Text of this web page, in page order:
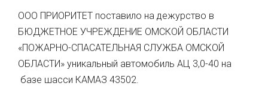
ООО ПРИОРИТЕТ поставило на дежурство в
БЮДЖЕТНОЕ УЧРЕЖДЕНИЕ ОМСКОЙ ОБЛАСТИ
«ПОЖАРНО-СПАСАТЕЛЬНАЯ СЛУЖБА ОМСКОЙ
ОБЛАСТИ» уникальный автомобиль АЦ 3,0-40 на
базе шасси КАМАЗ 43502.